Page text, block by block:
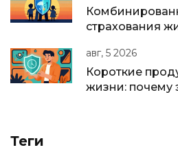
страхования
полисе
авг, 5 2026
Короткие
жизни: почему
Теги